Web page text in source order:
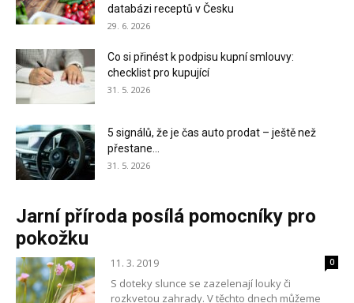
databázi receptů v Česku
29. 6. 2026
Co si přinést k podpisu kupní smlouvy:
checklist pro kupující
31. 5. 2026
5 signálů, že je čas auto prodat – ještě než
přestane...
31. 5. 2026
Jarní příroda posílá pomocníky pro
pokožku
11. 3. 2019 0
S doteky slunce se zazelenají louky či
rozkvetou zahrady. V těchto dnech můžeme